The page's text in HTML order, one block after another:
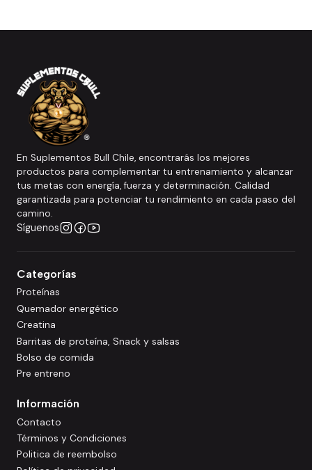
En Suplementos Bull Chile, encontrarás los mejores
productos para complementar tu entrenamiento y alcanzar
tus metas con energía, fuerza y determinación. Calidad
garantizada para potenciar tu rendimiento en cada paso del
camino.
Síguenos
Categorías
Proteínas
Quemador energético
Creatina
Barritas de proteína, Snack y salsas
Bolso de comida
Pre entreno
Información
Contacto
Términos y Condiciones
Politica de reembolso